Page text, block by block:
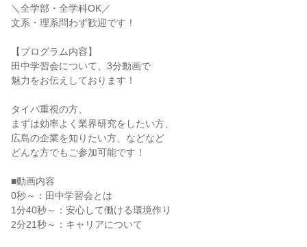
＼全学部・全学科OK／
文系・理系問わず歓迎です！
【プログラム内容】
田中学習会について、3分動画で
魅力をお伝えしております！
タイパ重視の方、
まずは効率よく業界研究をしたい方、
広島の企業を知りたい方、などなど
どんな方でもご参加可能です！
■動画内容
0秒～：田中学習会とは
1分40秒～：安心して働ける環境作り
2分21秒～：キャリアについて